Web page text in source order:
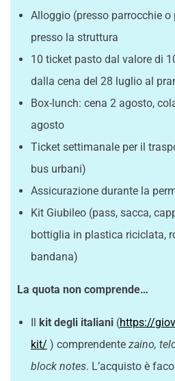
Alloggio (presso parrocchie
presso la struttura
10 ticket pasto dal valore di
dalla cena del 28 luglio al
Box-lunch: cena 2 agosto,
agosto
Ticket settimanale per il
bus urbani)
Assicurazione durante la
Kit Giubileo (pass, sacca,
bottiglia in plastica riciclata,
bandana)
La quota non comprende…
kit degli italiani (https://
kit/ ) comprendente zaino,
block notes. L’acquisto è